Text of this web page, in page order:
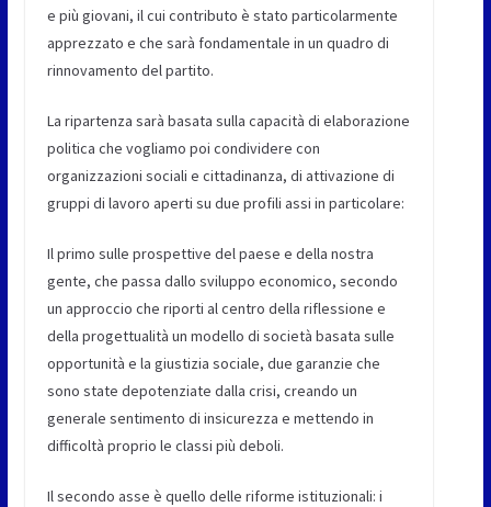
e più giovani, il cui contributo è stato particolarmente
apprezzato e che sarà fondamentale in un quadro di
rinnovamento del partito.
La ripartenza sarà basata sulla capacità di elaborazione
politica che vogliamo poi condividere con
organizzazioni sociali e cittadinanza, di attivazione di
gruppi di lavoro aperti su due profili assi in particolare:
Il primo sulle prospettive del paese e della nostra
gente, che passa dallo sviluppo economico, secondo
un approccio che riporti al centro della riflessione e
della progettualità un modello di società basata sulle
opportunità e la giustizia sociale, due garanzie che
sono state depotenziate dalla crisi, creando un
generale sentimento di insicurezza e mettendo in
difficoltà proprio le classi più deboli.
Il secondo asse è quello delle riforme istituzionali: i